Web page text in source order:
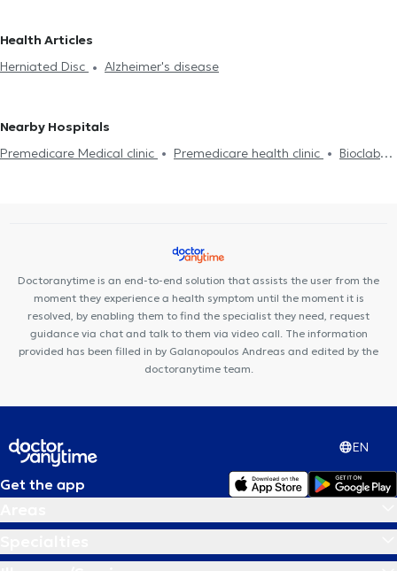
Neurologists in ANO PATISIA
Neurologists in NEA FILADELFIA
Sleep disorders treatment
disease
Botox for neurological diseases
Health Articles
Herniated Disc
Alzheimer's disease
Nearby Hospitals
Premedicare Medical clinic
Premedicare health clinic
Bioclab
Doctoranytime is an end-to-end solution that assists the user from the
moment they experience a health symptom until the moment it is
resolved, by enabling them to find the specialist they need, request
guidance via chat and talk to them via video call. The information
provided has been filled in by Galanopoulos Andreas and edited by the
doctoranytime team.
EN
Get the app